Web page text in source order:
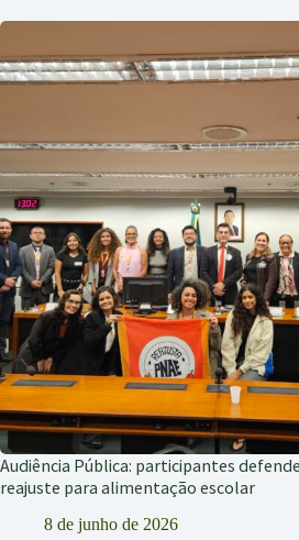
Audiência Pública: participantes
reajuste para alimentação escolar
8 de junho de 2026